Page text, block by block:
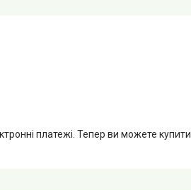
платежі. Тепер ви можете купити